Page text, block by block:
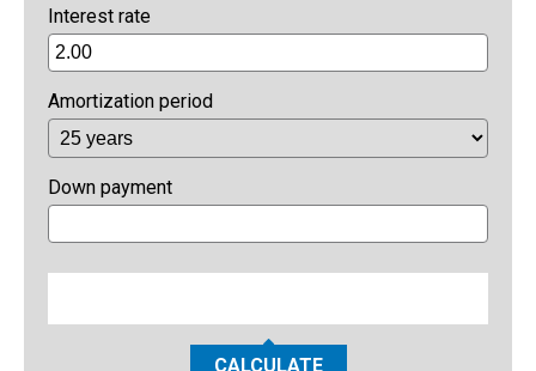
Interest rate
Amortization period
Down payment
CALCULATE